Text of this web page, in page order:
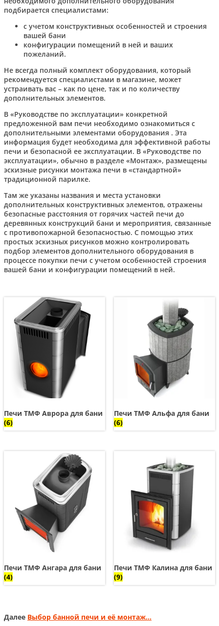
подбирается специалистами:
с учетом конструктивных особенностей и строения
вашей бани
конфигурации помещений в ней и ваших
пожеланий.
Не всегда полный комплект оборудования, который
рекомендуется специалистами в магазине, может
устраивать вас – как по цене, так и по количеству
дополнительных элементов.
В «Руководстве по эксплуатации» конкретной
предложенной вам печи необходимо ознакомиться с
дополнительными элементами оборудования . Эта
информация будет необходима для эффективной работы
печи и безопасной ее эксплуатации. В «Руководстве по
эксплуатации», обычно в разделе «Монтаж», размещены
эскизные рисунки монтажа печи в «стандартной»
традиционной парилке.
Там же указаны названия и места установки
дополнительных конструктивных элементов, отражены
безопасные расстояния от горячих частей печи до
деревянных конструкций бани и мероприятия, связанные
с противопожарной безопасностью. С помощью этих
простых эскизных рисунков можно контролировать
подбор элементов дополнительного оборудования в
процессе покупки печи с учетом особенностей строения
вашей бани и конфигурации помещений в ней.
Печи ТМФ Аврора для бани
(6)
Печи ТМФ Альфа для бани
(6)
Печи ТМФ Ангара для бани
(4)
Печи ТМФ Калина для бани
(9)
Далее Выбор банной печи и её монтаж…